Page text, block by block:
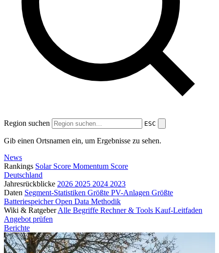
Region suchen ESC
Gib einen Ortsnamen ein, um Ergebnisse zu sehen.
News
Rankings Solar Score Momentum Score
Deutschland
Jahresrückblicke 2026 2025 2024 2023
Daten Segment-Statistiken Größte PV-Anlagen Größte
BatteriespeicherOpen Data Methodik
Wiki & Ratgeber Alle Begriffe Rechner & Tools Kauf-Leitfaden
Angebot prüfen
Berichte